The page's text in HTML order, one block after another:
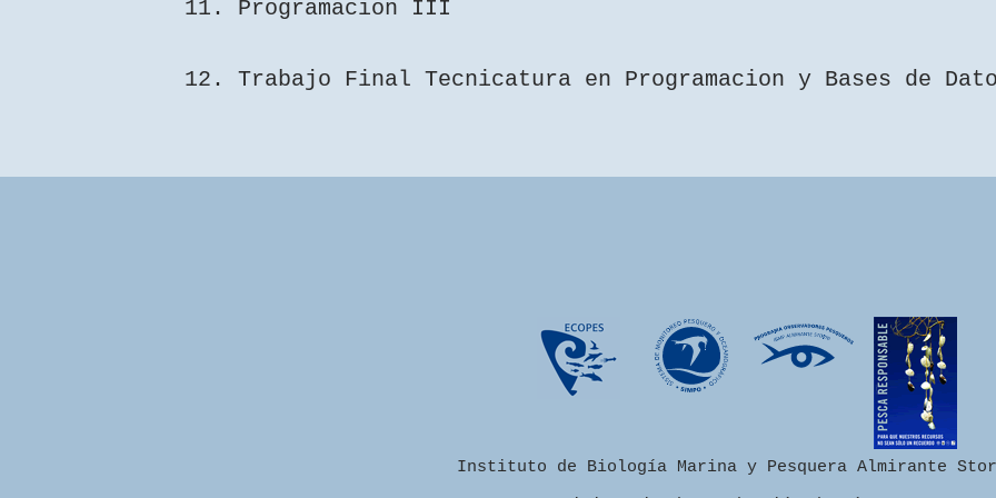
11. Programacion III
12. Trabajo Final Tecnicatura en Programacion y Bases de
Instituto de Biología Marina y Pesquera Almirante